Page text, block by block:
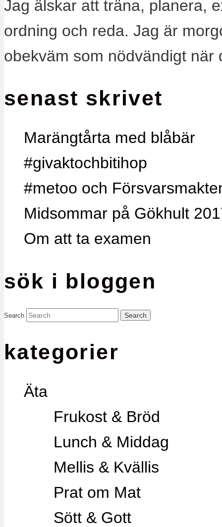
Jag älskar att träna, planera,
ordning och reda. Jag är
obekväm som nödvändigt när
senast skrivet
Marängtårta med blåbär
#givaktochbitihop
#metoo och
Midsommar på Gökhult
Om att ta examen
sök i bloggen
Search
kategorier
Äta
Frukost & Bröd
Lunch & Middag
Mellis & Kvällis
Prat om Mat
Sött & Gott